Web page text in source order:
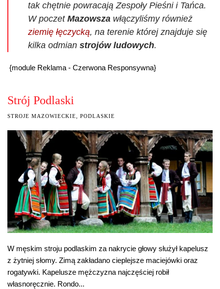
tak chętnie powracają Zespoły Pieśni i Tańca.
W poczet Mazowsza włączyliśmy również
ziemię łęczycką, na terenie której znajduje się
kilka odmian strojów ludowych.
{module Reklama - Czerwona Responsywna}
Strój Podlaski
STROJE MAZOWIECKIE, PODLASKIE
W męskim stroju podlaskim za nakrycie głowy służył kapelusz
z żytniej słomy. Zimą zakładano cieplejsze maciejówki oraz
rogatywki. Kapelusze mężczyzna najczęściej robił
własnoręcznie. Rondo...